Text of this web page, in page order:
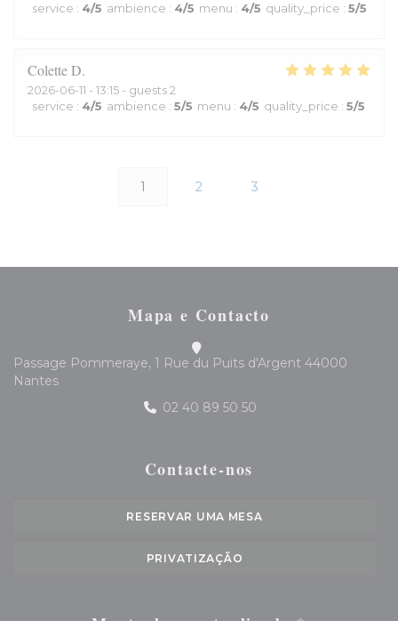
service : 4/5 ambience : 4/5 menu : 4/5 quality_price : 5/5
ColetteD
2026-06-11 - 13:15 - guests 2
service : 4/5 ambience : 5/5 menu : 4/5 quality_price : 5/5
1 2 3
Mapa e Contacto
Passage Pommeraye, 1 Rue du Puits d'Argent 44000
Nantes((abre numa nova janela))
02 40 89 50 50
Contacte-nos
RESERVAR UMA MESA
PRIVATIZAÇÃO